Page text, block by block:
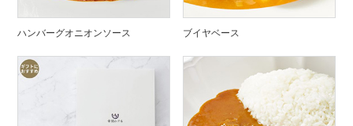
ハンバーグオニオンソース ブイヤベース